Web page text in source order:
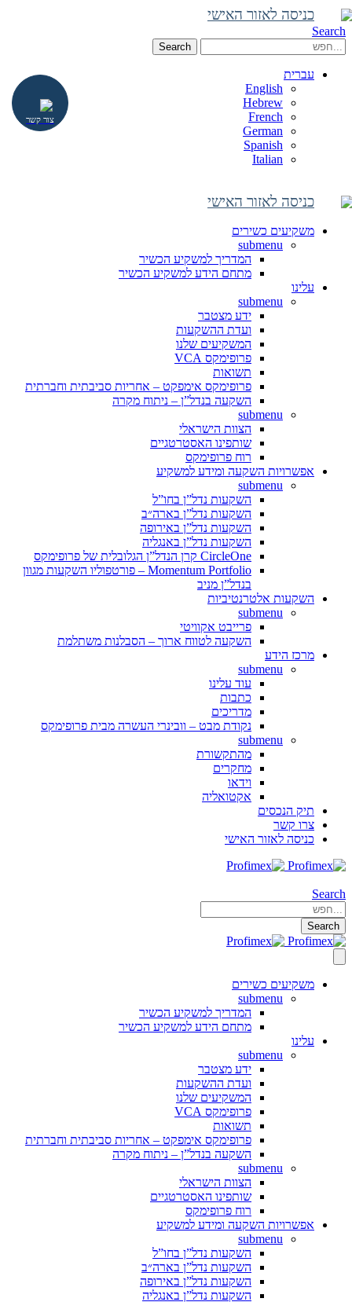
כניסה לאזור האישי
Search
Search
עברית
English
Hebrew
French
German
Spanish
Italian
כניסה לאזור האישי
משקיעים כשירים
submenu
המדריך למשקיע הכשיר
מתחם הידע למשקיע הכשיר
עלינו
submenu
ידע מצטבר
ועדת ההשקעות
המשקיעים שלנו
פרופימקס VCA
תשואות
פרופימקס אימפקט – אחריות סביבתית וחברתית
השקעה בנדל”ן – ניתוח מקרה
submenu
הצוות הישראלי
שותפינו האסטרטגיים
רוח פרופימקס
אפשרויות השקעה ומידע למשקיע
submenu
השקעות נדל”ן בחו”ל
השקעות נדל”ן בארה״ב
השקעות נדל”ן באירופה
השקעות נדל”ן באנגליה
CircleOne קרן הנדל”ן הגלובלית של פרופימקס
Momentum Portfolio – פורטפוליו השקעות מגוון
בנדל”ן מניב
השקעות אלטרנטיביות
submenu
פרייבט אקוויטי
השקעה לטווח ארוך – הסבלנות משתלמת
מרכז הידע
submenu
עוד עלינו
כתבות
מדריכים
נקודת מבט – וובינרי העשרה מבית פרופימקס
submenu
מהתקשורת
מחקרים
וידאו
אקטואליה
תיק הנכסים
צרו קשר
כניסה לאזור האישי
Search
Search
משקיעים כשירים
submenu
המדריך למשקיע הכשיר
מתחם הידע למשקיע הכשיר
עלינו
submenu
ידע מצטבר
ועדת ההשקעות
המשקיעים שלנו
פרופימקס VCA
תשואות
פרופימקס אימפקט – אחריות סביבתית וחברתית
השקעה בנדל”ן – ניתוח מקרה
submenu
הצוות הישראלי
שותפינו האסטרטגיים
רוח פרופימקס
אפשרויות השקעה ומידע למשקיע
submenu
השקעות נדל”ן בחו”ל
השקעות נדל”ן בארה״ב
השקעות נדל”ן באירופה
השקעות נדל”ן באנגליה
צור קשר